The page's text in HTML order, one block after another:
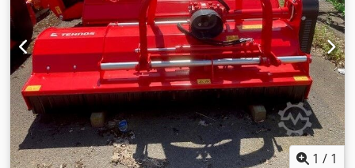
1 / 1